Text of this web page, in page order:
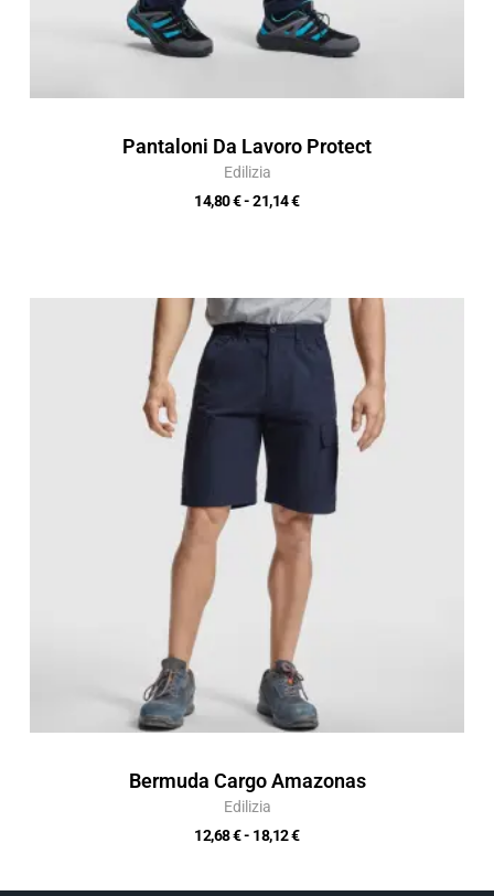
Pantaloni Da Lavoro Protect
Edilizia
14,80€- 21,14€
Bermuda Cargo Amazonas
Edilizia
12,68€- 18,12€
Fascia
prezzo:
12,68 €
18,12 €